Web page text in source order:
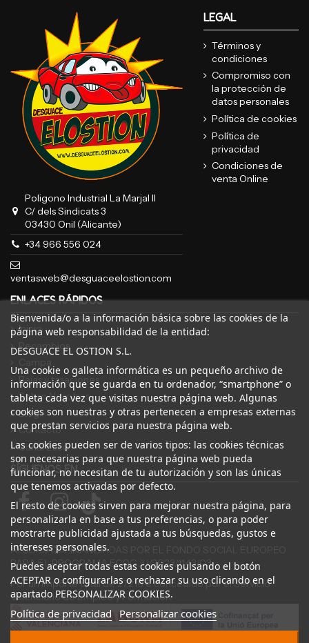
Poligono Industrial La Marjal II
C/ dels Sindicats 3
03430 Onil (Alicante)
+34 966 556 024
ventasweb@desguaceelostion.com
LEGAL
Términos y
condiciones
Compromiso con
la protección de
datos personales
Política de cookies
Política de
privacidad
Condiciones de
venta Online
ENLACES RÁPIDOS
Inicio
Recambios
Bajas y tasaciones
Sobre Nosotros
Blog
Contacto
Canal Ético
Bienvenida/o a la información básica sobre las cookies de la
página web responsabilidad de la entidad:
DESGUACE EL OSTION S.L.
Una cookie o galleta informática es un pequeño archivo de
información que se guarda en tu ordenador, “smartphone” o
tableta cada vez que visitas nuestra página web. Algunas
cookies son nuestras y otras pertenecen a empresas externas
que prestan servicios para nuestra página web.
Las cookies pueden ser de varios tipos: las cookies técnicas
son necesarias para que nuestra página web pueda
funcionar, no necesitan de tu autorización y son las únicas
que tenemos activadas por defecto.
El resto de cookies sirven para mejorar nuestra página, para
personalizarla en base a tus preferencias, o para poder
mostrarte publicidad ajustada a tus búsquedas, gustos e
intereses personales.
Puedes aceptar todas estas cookies pulsando el botón
ACEPTAR o configurarlas o rechazar su uso clicando en el
apartado PERSONALIZAR COOKIES.
Política de privacidad Personalizar cookies
SÍGUENOS EN
AYUDAS COFINANCIADAS POR EL FONDO SOCIAL EUROPEO
PARA EL PROGRAMA ECOGJU/2023/1143/03
Por un importe total de 27.216 € concedido por el Servicio
Valenciano de Empleo y Formación.